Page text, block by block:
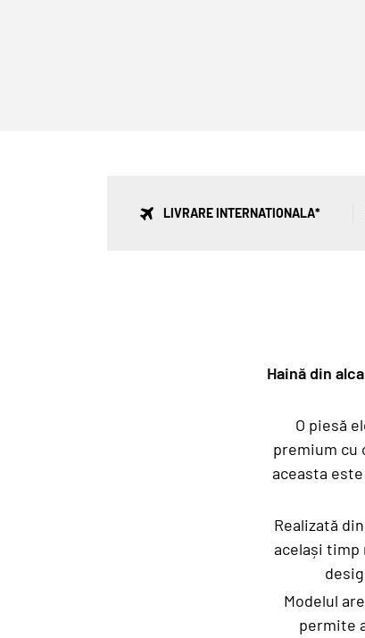
LIVRARE INTERNATIONALA*
Haină din
O piesă
premium cu
aceasta
Realizată
același timp
Modelul
permite